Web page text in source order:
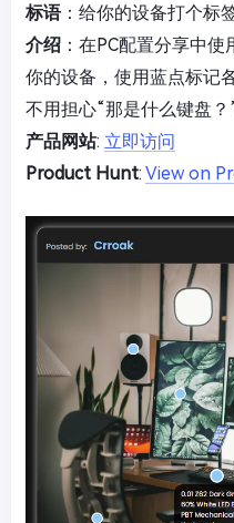
标语：给你的设备打个标
介绍 ：在PC配置分享中
你的设备，使用蓝点标记
不用担心“那是什么键盘？
产品网站: 立即访问
Product Hunt: View on